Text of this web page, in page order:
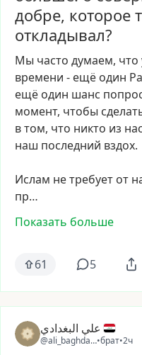
добре, которое
откладывал?
Мы часто думаем, что
времени - ещё один
ещё один шанс
момент, чтобы
втом, что никто из нас
наш последний вздох.
Ислам нетребует от
пр…
Показать больше
61 5
علي البغدادي
@ali_baghdadi3
•брат•2ч